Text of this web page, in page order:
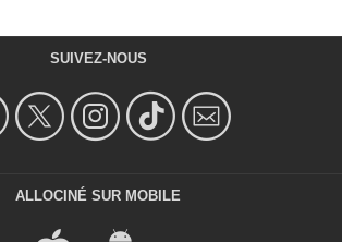
SUIVEZ-NOUS
ALLOCINÉ SUR MOBILE